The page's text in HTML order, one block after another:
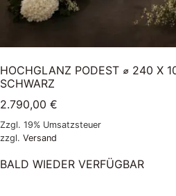
HOCHGLANZ PODEST ⌀ 240 X
SCHWARZ
2.790,00 €
Zzgl. 19% Umsatzsteuer
zzgl. Versand
BALD WIEDER VERFÜGBAR